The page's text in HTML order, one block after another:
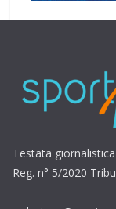
Testata
Reg. n° 5/2020